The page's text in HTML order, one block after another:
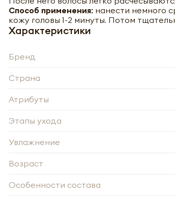
Способ применения: нанести немного
кожу головы 1-2 минуты. Потом
Характеристики
Бренд
Страна
Атрибуты
Этапы ухода
Увлажнение
Возраст
Особенности состава